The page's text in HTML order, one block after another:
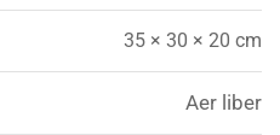
35 × 30 × 20 cm
Aer liber